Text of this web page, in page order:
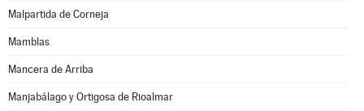
Malpartida de Corneja
Mamblas
Mancera de Arriba
Manjabálago y Ortigosa de Rioalmar